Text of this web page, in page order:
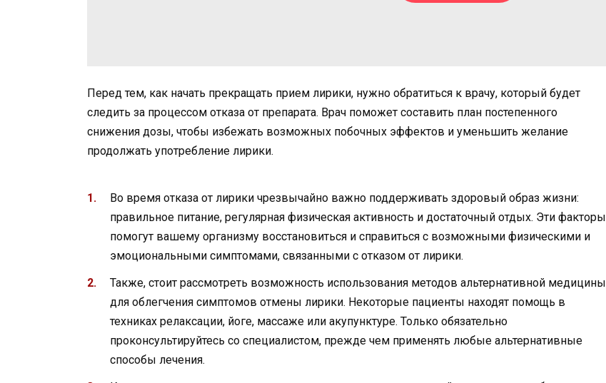
Перед тем, как начать прекращать прием лирики, нужно обратиться к врачу, который будет
следить за процессом отказа от препарата. Врач поможет составить план постепенного
снижения дозы, чтобы избежать возможных побочных эффектов и уменьшить желание
продолжать употребление лирики.
Во время отказа от лирики чрезвычайно важно поддерживать здоровый образ жизни:
правильное питание, регулярная физическая активность и достаточный отдых. Эти факторы
помогут вашему организму восстановиться и справиться с возможными физическими и
эмоциональными симптомами, связанными с отказом от лирики.
Также, стоит рассмотреть возможность использования методов альтернативной медицины
для облегчения симптомов отмены лирики. Некоторые пациенты находят помощь в
техниках релаксации, йоге, массаже или акупунктуре. Только обязательно
проконсультируйтесь со специалистом, прежде чем применять любые альтернативные
способы лечения.